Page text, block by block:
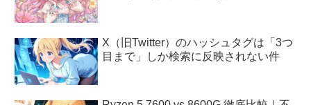
X（旧Twitter）のハッシュタグは「3つ
目まで」しか検索に反映されない件